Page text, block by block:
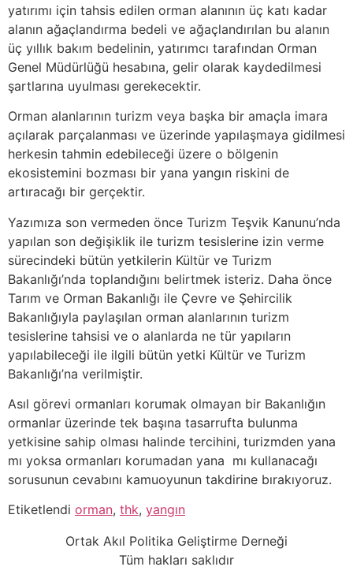
yatırımı için tahsis edilen orman alanının üç katı kadar
alanın ağaçlandırma bedeli ve ağaçlandırılan bu alanın
üç yıllık bakım bedelinin, yatırımcı tarafından Orman
Genel Müdürlüğü hesabına, gelir olarak kaydedilmesi
şartlarına uyulması gerekecektir.
Orman alanlarının turizm veya başka bir amaçla imara
açılarak parçalanması ve üzerinde yapılaşmaya gidilmesi
herkesin tahmin edebileceği üzere o bölgenin
ekosistemini bozması bir yana yangın riskini de
artıracağı bir gerçektir.
Yazımıza son vermeden önce Turizm Teşvik Kanunu’nda
yapılan son değişiklik ile turizm tesislerine izin verme
sürecindeki bütün yetkilerin Kültür ve Turizm
Bakanlığı’nda toplandığını belirtmek isteriz. Daha önce
Tarım ve Orman Bakanlığı ile Çevre ve Şehircilik
Bakanlığıyla paylaşılan orman alanlarının turizm
tesislerine tahsisi ve o alanlarda ne tür yapıların
yapılabileceği ile ilgili bütün yetki Kültür ve Turizm
Bakanlığı’na verilmiştir.
Asıl görevi ormanları korumak olmayan bir Bakanlığın
ormanlar üzerinde tek başına tasarrufta bulunma
yetkisine sahip olması halinde tercihini, turizmden yana
mı yoksa ormanları korumadan yana mı kullanacağı
sorusunun cevabını kamuoyunun takdirine bırakıyoruz.
Etiketlendi orman, thk, yangın
Ortak Akıl Politika Geliştirme Derneği
Tüm hakları saklıdır